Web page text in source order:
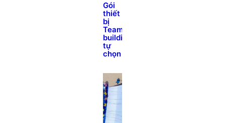
Gói
thiết
bị
Team
building
tự
chọn